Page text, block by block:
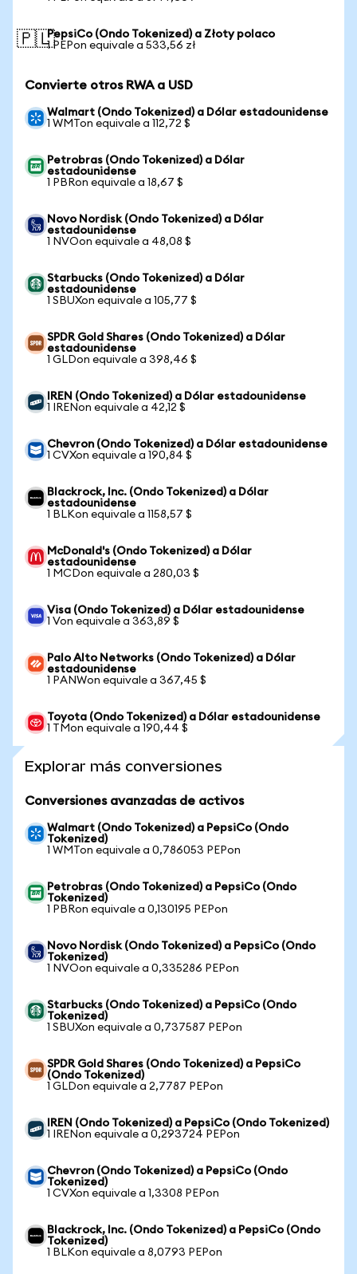
🇵🇱PepsiCo (Ondo Tokenized) a Złoty polaco
1 PEPon equivale a 533,56 zł
Convierte otros RWA a USD
Walmart (Ondo Tokenized) a Dólar estadounidense
1 WMTon equivale a 112,72 $
Petrobras (Ondo Tokenized) a Dólar
estadounidense
1 PBRon equivale a 18,67 $
Novo Nordisk (Ondo Tokenized) a Dólar
estadounidense
1 NVOon equivale a 48,08 $
Starbucks (Ondo Tokenized) a Dólar
estadounidense
1 SBUXon equivale a 105,77 $
SPDR Gold Shares (Ondo Tokenized) a Dólar
estadounidense
1 GLDon equivale a 398,46 $
IREN (Ondo Tokenized) a Dólar estadounidense
1 IRENon equivale a 42,12 $
Chevron (Ondo Tokenized) a Dólar estadounidense
1 CVXon equivale a 190,84 $
Blackrock, Inc. (Ondo Tokenized) a Dólar
estadounidense
1 BLKon equivale a 1158,57 $
McDonald's (Ondo Tokenized) a Dólar
estadounidense
1 MCDon equivale a 280,03 $
Visa (Ondo Tokenized) a Dólar estadounidense
1 Von equivale a 363,89 $
Palo Alto Networks (Ondo Tokenized) a Dólar
estadounidense
1 PANWon equivale a 367,45 $
Toyota (Ondo Tokenized) a Dólar estadounidense
1 TMon equivale a 190,44 $
Explorar más conversiones
Conversiones avanzadas de activos
Walmart (Ondo Tokenized) a PepsiCo (Ondo
Tokenized)
1 WMTon equivale a 0,786053 PEPon
Petrobras (Ondo Tokenized) a PepsiCo (Ondo
Tokenized)
1 PBRon equivale a 0,130195 PEPon
Novo Nordisk (Ondo Tokenized) a PepsiCo (Ondo
Tokenized)
1 NVOon equivale a 0,335286 PEPon
Starbucks (Ondo Tokenized) a PepsiCo (Ondo
Tokenized)
1 SBUXon equivale a 0,737587 PEPon
SPDR Gold Shares (Ondo Tokenized) a PepsiCo
(Ondo Tokenized)
1 GLDon equivale a 2,7787 PEPon
IREN (Ondo Tokenized) a PepsiCo (Ondo Tokenized)
1 IRENon equivale a 0,293724 PEPon
Chevron (Ondo Tokenized) a PepsiCo (Ondo
Tokenized)
1 CVXon equivale a 1,3308 PEPon
Blackrock, Inc. (Ondo Tokenized) a PepsiCo (Ondo
Tokenized)
1 BLKon equivale a 8,0793 PEPon